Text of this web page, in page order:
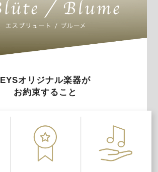
EYSオリジナル楽器が
お約束すること